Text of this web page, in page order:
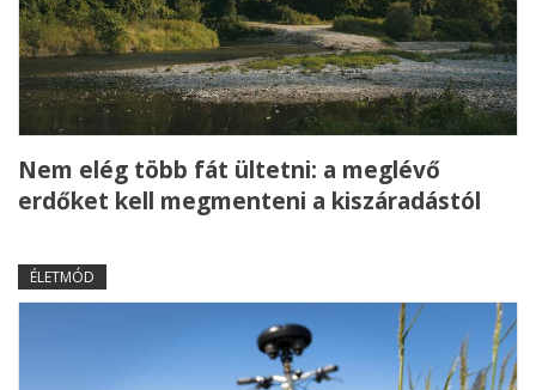
Nem elég több fát ültetni: a meglévő
erdőket kell megmenteni a kiszáradástól
ÉLETMÓD